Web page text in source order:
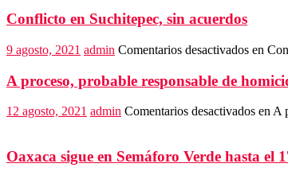
Conflicto en Suchitepec, sin acuerdos
9 agosto, 2021 admin Comentarios desactivados en
A proceso, probable responsable de
12 agosto, 2021 admin Comentarios desactivados en A
Oaxaca sigue en Semáforo Verde hasta el